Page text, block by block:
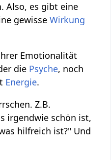
Also, es gibt eine
gewisseWirkung
Emotionalität
die Psyche, noch
Energie.
Z.B.
irgendwie schön ist,
hilfreich ist?" Und